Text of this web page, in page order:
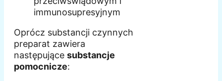
immunosupresyjnym
Oprócz substancji czynnych
preparat zawiera
następujące substancje
pomocnicze: